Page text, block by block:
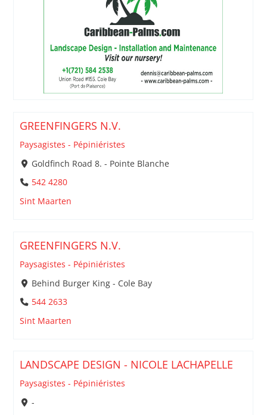
GREENFINGERS N.V.
Paysagistes - Pépiniéristes
Goldfinch Road 8. - Pointe Blanche
542 4280
Sint Maarten
GREENFINGERS N.V.
Paysagistes - Pépiniéristes
Behind Burger King - Cole Bay
544 2633
Sint Maarten
LANDSCAPE DESIGN - NICOLE LACHAPELLE
Paysagistes - Pépiniéristes
-